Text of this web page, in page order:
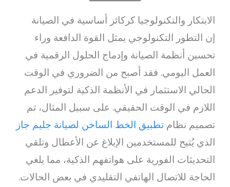
الابتكار والتكنولوجيا كركائز أساسية في الصيانة
إن التطور التكنولوجي يمثل القوة الدافعة وراء
تحسين أنظمة الصيانة وإدماج الحلول الرقمية في
العمل اليومي. فقد أصبح من الضروري في الوقت
الحالي الاستثمار في الأنظمة الذكية لتوفير الدعم
اللازم في الوقت الحقيقي. على سبيل المثال، تم
تصميم نظامتطبيق الخط الساخن لصيانة جليم جاز
الذي يُتيح للمستخدمين الإبلاغ عن الأعطال وتلقي
التحديثات الفورية على هواتفهم الذكية، مما يلغي
الحاجة للاتصال الهاتفي التقليدي في بعض الحالات.